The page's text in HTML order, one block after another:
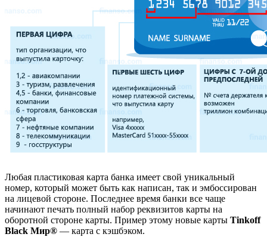
Любая пластиковая карта банка имеет свой уникальный
номер, который может быть как написан, так и эмбоссирован
на лицевой стороне. Последнее время банки все чаще
начинают печать полный набор реквизитов карты на
оборотной стороне карты. Пример этому новые карты Tinkoff
Black Мир® — карта с кэшбэком.